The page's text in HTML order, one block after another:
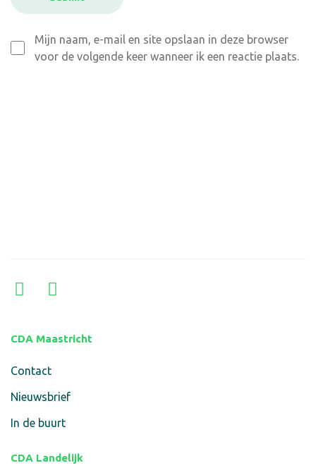
Mijn naam, e-mail en site opslaan in deze browser
voor de volgende keer wanneer ik een reactie plaats.
CDA Maastricht
Contact
Nieuwsbrief
In de buurt
CDA Landelijk